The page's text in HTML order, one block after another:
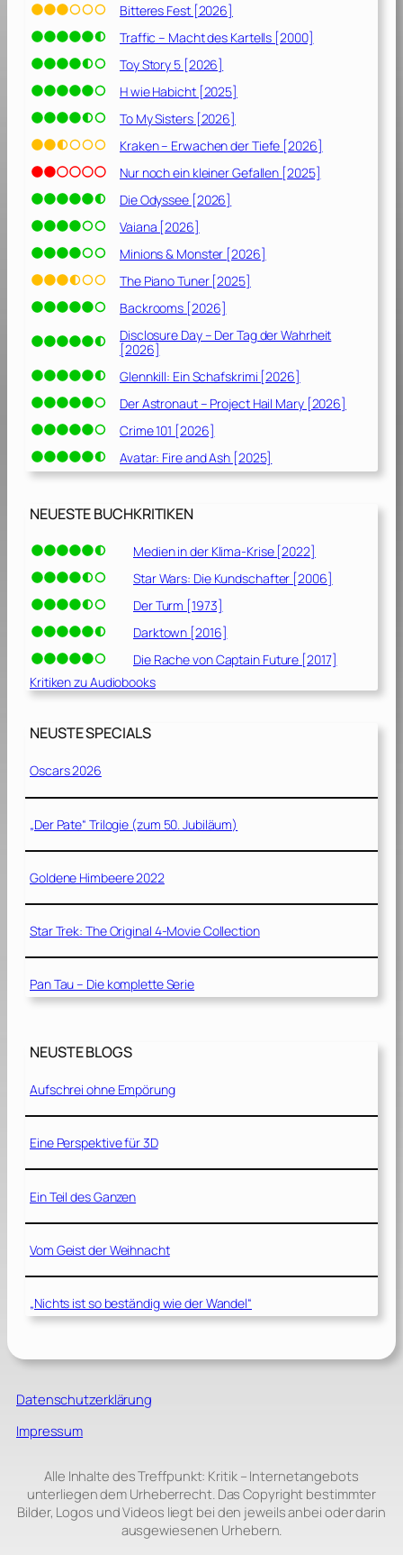
Bitteres Fest [2026]
Traffic – Macht des Kartells [2000]
Toy Story 5 [2026]
H wie Habicht [2025]
To My Sisters [2026]
Kraken – Erwachen der Tiefe [2026]
Nur noch ein kleiner Gefallen [2025]
Die Odyssee [2026]
Vaiana [2026]
Minions & Monster [2026]
The Piano Tuner [2025]
Backrooms [2026]
Disclosure Day – Der Tag der Wahrheit
[2026]
Glennkill: Ein Schafskrimi [2026]
Der Astronaut – Project Hail Mary [2026]
Crime 101 [2026]
Avatar: Fire and Ash [2025]
NEUESTE BUCHKRITIKEN
Medien in der Klima-Krise [2022]
Star Wars: Die Kundschafter [2006]
Der Turm [1973]
Darktown [2016]
Die Rache von Captain Future [2017]
Kritiken zu Audiobooks
NEUSTE SPECIALS
Oscars 2026
„Der Pate“ Trilogie (zum 50. Jubiläum)
Goldene Himbeere 2022
Star Trek: The Original 4-Movie Collection
Pan Tau – Die komplette Serie
NEUSTE BLOGS
Aufschrei ohne Empörung
Eine Perspektive für 3D
Ein Teil des Ganzen
Vom Geist der Weihnacht
„Nichts ist so beständig wie der Wandel“
Datenschutzerklärung
Impressum
Alle Inhalte des Treffpunkt: Kritik – Internetangebots
unterliegen dem Urheberrecht. Das Copyright bestimmter
Bilder, Logos und Videos liegt bei den jeweils anbei oder darin
ausgewiesenen Urhebern.